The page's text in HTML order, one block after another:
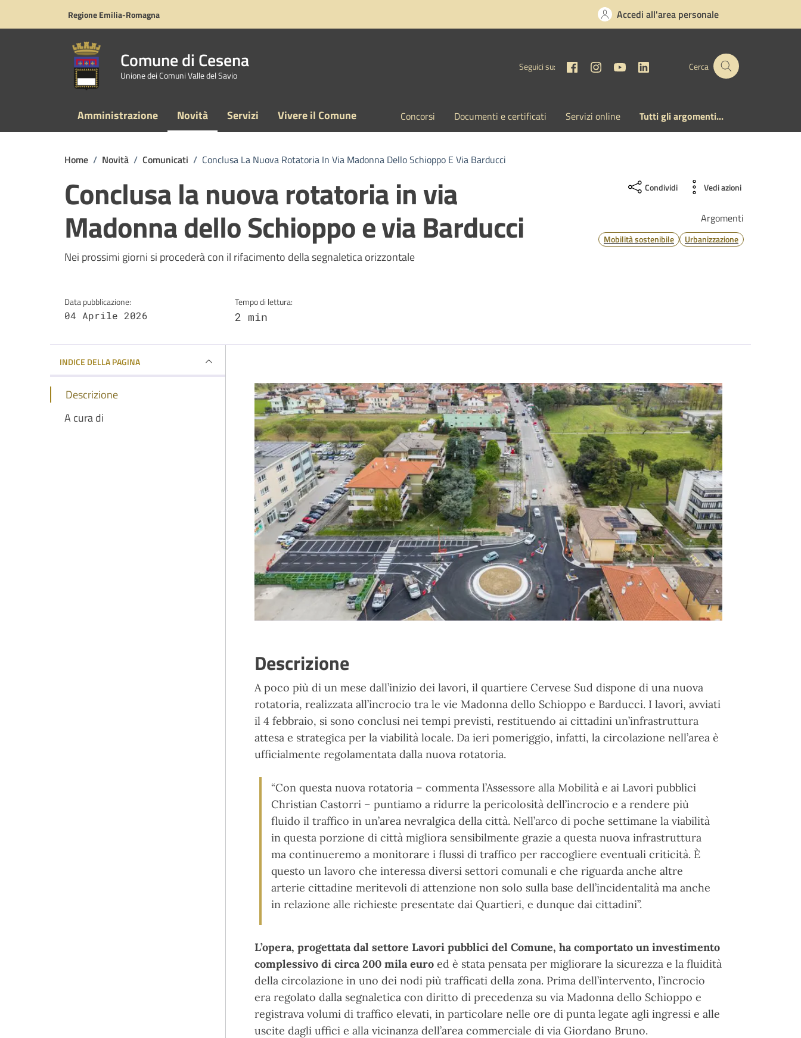
Regione Emilia-Romagna Accedi all'area personale
Comune di Cesena
Unione dei Comuni Valle del Savio
Seguici su: FacebookInstagram
YouTubeLinkedinCerca
Amministrazione Novità Servizi Vivere il Comune Concorsi Documenti e certificati Servizi online Tutti gli argomenti...
Home / Novità / Comunicati / Conclusa La Nuova Rotatoria In Via Madonna Dello Schioppo E Via Barducci
Conclusa la nuova rotatoria in via
Madonna dello Schioppo e via Barducci
Dettagli della notizia
Nei prossimi giorni si procederà con il rifacimento della segnaletica orizzontale
Data pubblicazione:
04 Aprile 2026
Tempo di lettura:
2 min
Condividi Vedi azioni
Argomenti
Mobilità sostenibile Urbanizzazione
INDICE DELLA PAGINA
Descrizione
A cura di
Descrizione
A poco più di un mese dall’inizio dei lavori, il quartiere Cervese Sud dispone di una nuova
rotatoria, realizzata all’incrocio tra le vie Madonna dello Schioppo e Barducci. I lavori, avviati
il 4 febbraio, si sono conclusi nei tempi previsti, restituendo ai cittadini un’infrastruttura
attesa e strategica per la viabilità locale. Da ieri pomeriggio, infatti, la circolazione nell’area è
ufficialmente regolamentata dalla nuova rotatoria.
“Con questa nuova rotatoria – commenta l’Assessore alla Mobilità e ai Lavori pubblici
Christian Castorri – puntiamo a ridurre la pericolosità dell’incrocio e a rendere più
fluido il traffico in un’area nevralgica della città. Nell’arco di poche settimane la viabilità
in questa porzione di città migliora sensibilmente grazie a questa nuova infrastruttura
ma continueremo a monitorare i flussi di traffico per raccogliere eventuali criticità. È
questo un lavoro che interessa diversi settori comunali e che riguarda anche altre
arterie cittadine meritevoli di attenzione non solo sulla base dell’incidentalità ma anche
in relazione alle richieste presentate dai Quartieri, e dunque dai cittadini”.
L’opera, progettata dal settore Lavori pubblici del Comune, ha comportato un investimento
complessivo di circa 200 mila euro ed è stata pensata per migliorare la sicurezza e la fluidità
della circolazione in uno dei nodi più trafficati della zona. Prima dell’intervento, l’incrocio
era regolato dalla segnaletica con diritto di precedenza su via Madonna dello Schioppo e
registrava volumi di traffico elevati, in particolare nelle ore di punta legate agli ingressi e alle
uscite dagli uffici e alla vicinanza dell’area commerciale di via Giordano Bruno.